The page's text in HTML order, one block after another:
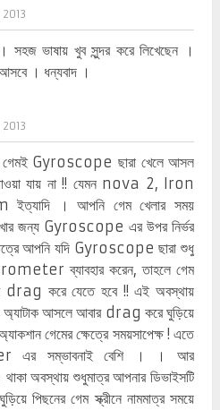
2013
ভাষায় খুব সুন্দর করে লিখেছেন ।
। ধন্যবাদ ।
2013
গেমই Gyroscope ছারা খেলে আসল
যায় না !! যেমন nova 2, Iron
। আপনি গেম খেলার সময়
জন্য Gyroscope এর উপর নির্ভর
আপনি যদি Gyroscope ছারা শুধু
ব্যাবহার করেন, তাহলে গেম
drag করে যেতে হবে !! এই অবস্থায়
অ্যাটাক আসলে আবার drag করে ঘুড়িয়ে
গেমের ক্ষেত্রে সময়সাপেক্ষ ! এতে
এর সম্ভাবনাই বেশি । । আর
অবস্থায় শুধুমাত্র আপনার ডিভাইসটি
পিছনের গেম স্ক্রীনে নামমাত্র সময়ে